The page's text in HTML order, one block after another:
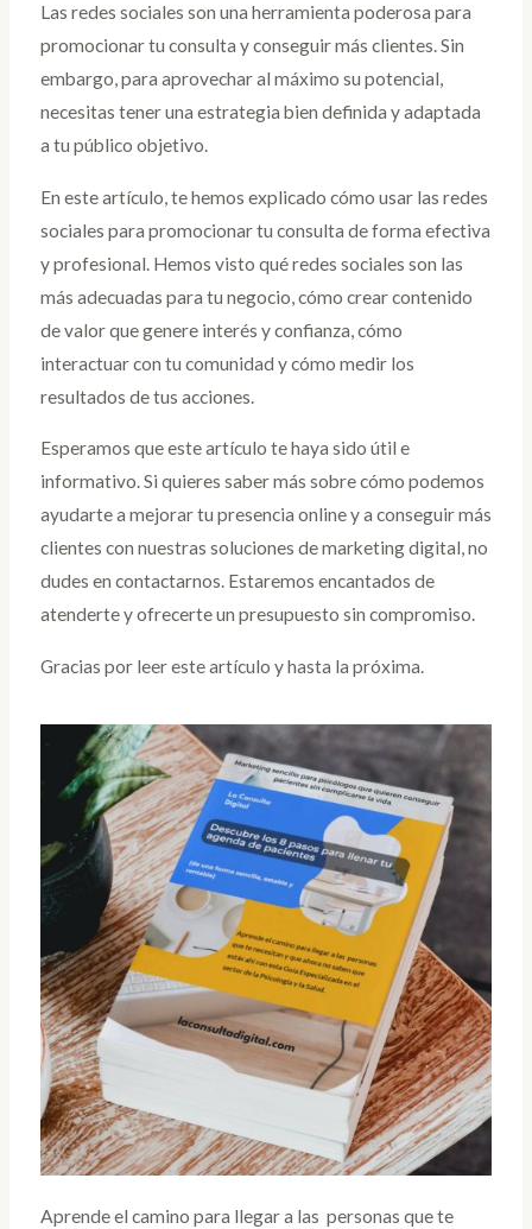
Las redes sociales son una herramienta poderosa para
promocionar tu consulta y conseguir más clientes. Sin
embargo, para aprovechar al máximo su potencial,
necesitas tener una estrategia bien definida y adaptada
a tu público objetivo.
En este artículo, te hemos explicado cómo usar las redes
sociales para promocionar tu consulta de forma efectiva
y profesional. Hemos visto qué redes sociales son las
más adecuadas para tu negocio, cómo crear contenido
de valor que genere interés y confianza, cómo
interactuar con tu comunidad y cómo medir los
resultados de tus acciones.
Esperamos que este artículo te haya sido útil e
informativo. Si quieres saber más sobre cómo podemos
ayudarte a mejorar tu presencia online y a conseguir más
clientes con nuestras soluciones de marketing digital, no
dudes en contactarnos. Estaremos encantados de
atenderte y ofrecerte un presupuesto sin compromiso.
Gracias por leer este artículo y hasta la próxima.
Aprende el camino para llegar a las personas que te